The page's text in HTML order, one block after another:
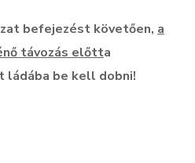
befejezést követően, a
távozás előtta
be kell dobni!